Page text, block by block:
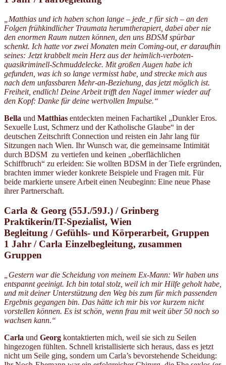
„Matthias und ich haben schon lange – jede_r für sich – an den
Folgen frühkindlicher Traumata herumtherapiert, dabei aber nie
den enormen Raum nutzen können, den uns BDSM spürbar
schenkt. Ich hatte vor zwei Monaten mein Coming-out, er daraufhin
seines: Jetzt krabbelt mein Herz aus der heimlich-verboten-
quasikriminell-Schmuddelecke. Mit großen Augen habe ich
gefunden, was ich so lange vermisst habe, und strecke mich aus
nach dem unfassbaren Mehr-an-Beziehung, das jetzt möglich ist.
Freiheit, endlich! Deine Arbeit trifft den Nagel immer wieder auf
den Kopf: Danke für deine wertvollen Impulse.“
Bella und Matthias entdeckten meinen Fachartikel „Dunkler Eros.
Sexuelle Lust, Schmerz und der Katholische Glaube“ in der
deutschen Zeitschrift Connection und reisten ein Jahr lang für
Sitzungen nach Wien. Ihr Wunsch war, die gemeinsame Intimität
durch BDSM zu vertiefen und keinen „oberflächlichen
Schiffbruch“ zu erleiden: Sie wollten BDSM in der Tiefe ergründen,
brachten immer wieder konkrete Beispiele und Fragen mit. Für
beide markierte unsere Arbeit einen Neubeginn: Eine neue Phase
ihrer Partnerschaft.
Carla & Georg (55J./59J.) / Grinberg
Praktikerin/IT-Spezialist, Wien
Begleitung / Gefühls- und Körperarbeit, Gruppen
1 Jahr / Carla Einzelbegleitung, zusammen
Gruppen
„Gestern war die Scheidung von meinem Ex-Mann: Wir haben uns
entspannt geeinigt. Ich bin total stolz, weil ich mir Hilfe geholt habe,
und mit deiner Unterstützung den Weg bis zum für mich passenden
Ergebnis gegangen bin. Das hätte ich mir bis vor kurzem nicht
vorstellen können. Es ist schön, wenn frau mit weit über 50 noch so
wachsen kann.“
Carla und Georg kontaktierten mich, weil sie sich zu Seilen
hingezogen fühlten. Schnell kristallisierte sich heraus, dass es jetzt
nicht um Seile ging, sondern um Carla’s bevorstehende Scheidung: